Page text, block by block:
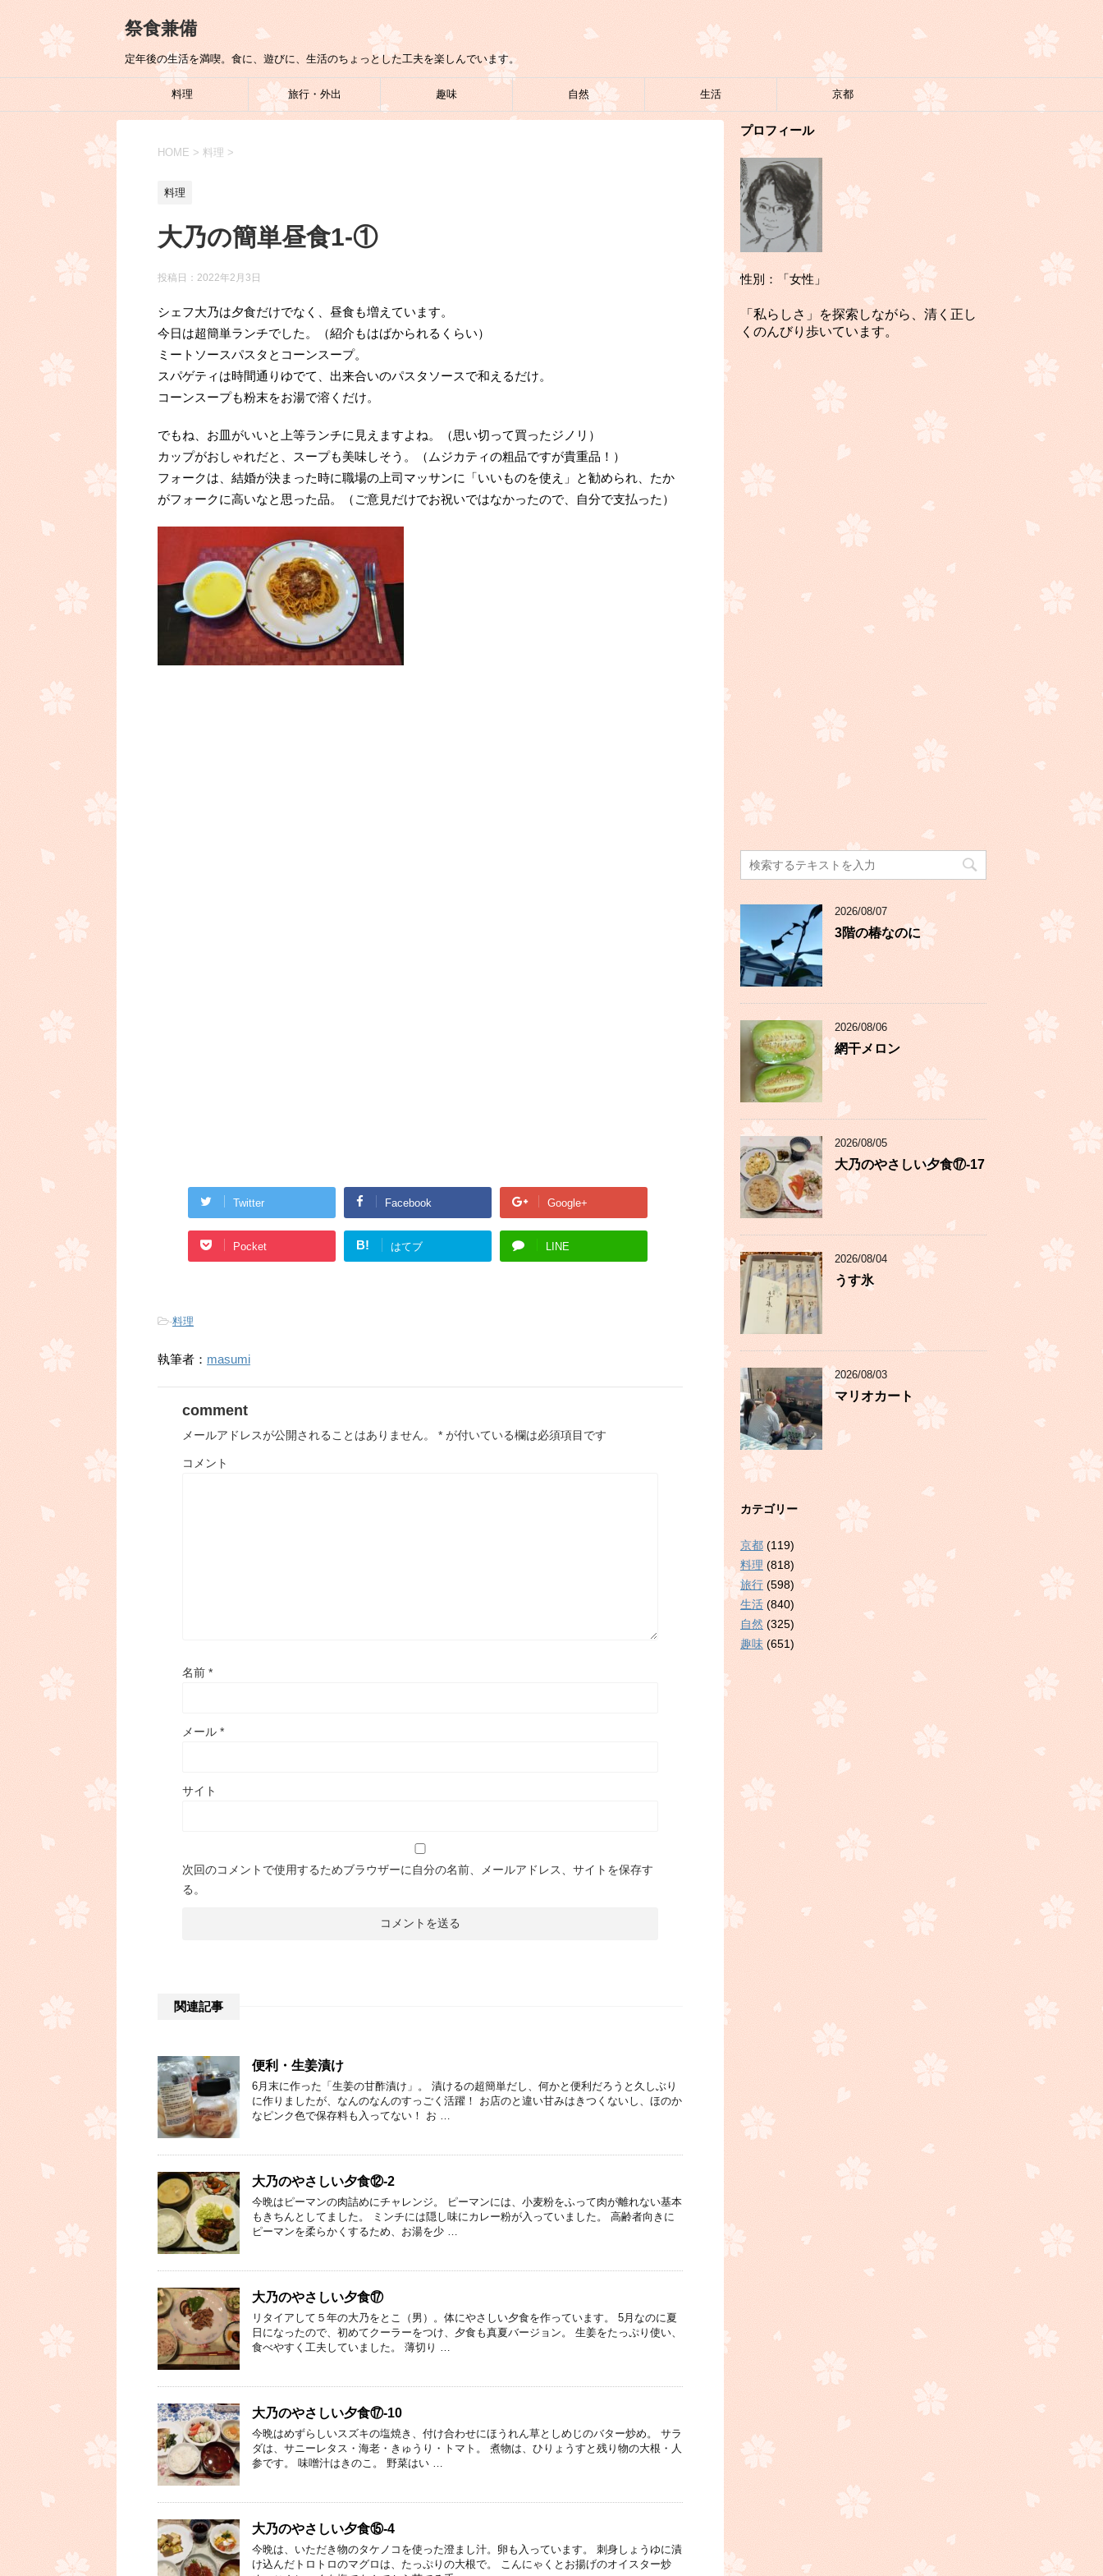
祭食兼備
定年後の生活を満喫。食に、遊びに、生活のちょっとした工夫を楽しんでいます。
料理 旅行・外出 趣味 自然 生活 京都
HOME > 料理 >
料理
大乃の簡単昼食1-①
投稿日： 2022年2月3日
シェフ大乃は夕食だけでなく、昼食も増えています。
今日は超簡単ランチでした。（紹介もはばかられるくらい）
ミートソースパスタとコーンスープ。
スパゲティは時間通りゆでて、出来合いのパスタソースで和えるだけ。
コーンスープも粉末をお湯で溶くだけ。
でもね、お皿がいいと上等ランチに見えますよね。（思い切って買ったジノリ）
カップがおしゃれだと、スープも美味しそう。（ムジカティの粗品ですが貴重品！）
フォークは、結婚が決まった時に職場の上司マッサンに「いいものを使え」と勧められ、たか
がフォークに高いなと思った品。（ご意見だけでお祝いではなかったので、自分で支払った）
Twitter Facebook Google+
Pocket B! はてブ LINE
-料理
執筆者： masumi
comment
メールアドレスが公開されることはありません。 * が付いている欄は必須項目です
コメント
名前 *
メール *
サイト
次回のコメントで使用するためブラウザーに自分の名前、メールアドレス、サイトを保存す
る。
関連記事
便利・生姜漬け
6月末に作った「生姜の甘酢漬け」。 漬けるの超簡単だし、何かと便利だろうと久しぶり
に作りましたが、なんのなんのすっごく活躍！ お店のと違い甘みはきつくないし、ほのか
なピンク色で保存料も入ってない！ お …
大乃のやさしい夕食⑫-2
今晩はピーマンの肉詰めにチャレンジ。 ピーマンには、小麦粉をふって肉が離れない基本
もきちんとしてました。 ミンチには隠し味にカレー粉が入っていました。 高齢者向きに
ピーマンを柔らかくするため、お湯を少 …
大乃のやさしい夕食⑰
リタイアして５年の大乃をとこ（男）。体にやさしい夕食を作っています。 5月なのに夏
日になったので、初めてクーラーをつけ、夕食も真夏バージョン。 生姜をたっぷり使い、
食べやすく工夫していました。 薄切り …
大乃のやさしい夕食⑰-10
今晩はめずらしいスズキの塩焼き、付け合わせにほうれん草としめじのバター炒め。 サラ
ダは、サニーレタス・海老・きゅうり・トマト。 煮物は、ひりょうすと残り物の大根・人
参です。 味噌汁はきのこ。 野菜はい …
大乃のやさしい夕食⑮-4
今晩は、いただき物のタケノコを使った澄まし汁。卵も入っています。 刺身しょうゆに漬
け込んだトロトロのマグロは、たっぷりの大根で。 こんにゃくとお揚げのオイスター炒
プロフィール
性別：「女性」
「私らしさ」を探索しながら、清く正し
くのんびり歩いています。
2026/08/07
3階の椿なのに
2026/08/06
網干メロン
2026/08/05
大乃のやさしい夕食⑰-17
2026/08/04
うす氷
2026/08/03
マリオカート
カテゴリー
京都 (119)
料理 (818)
旅行 (598)
生活 (840)
自然 (325)
趣味 (651)